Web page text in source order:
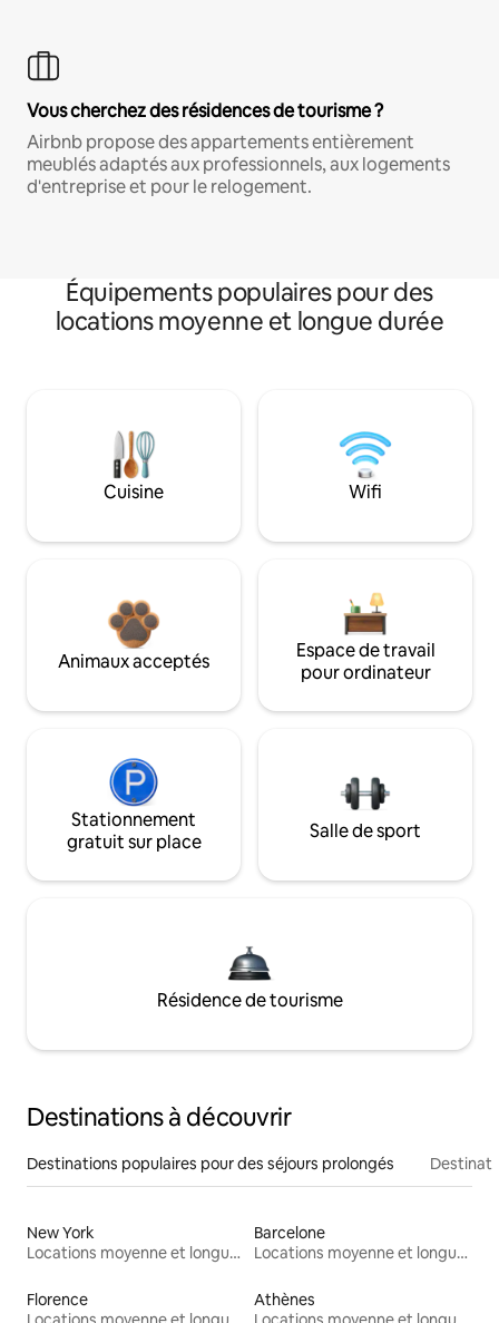
Vous cherchez des résidences de tourisme ?
Airbnb propose des appartements entièrement
meublés adaptés aux professionnels, aux logements
d'entreprise et pour le relogement.
Équipements populaires pour des
locations moyenne et longue durée
Cuisine Wifi
Animaux acceptés
Espace de travail
pour ordinateur
Stationnement
gratuit sur place
Salle de sport
Résidence de tourisme
Destinations à découvrir
Destinations populaires pour des séjours prolongés
New York
Locations moyenne et longue durée
Barcelone
Locations moyenne et longue durée
Florence
Athènes